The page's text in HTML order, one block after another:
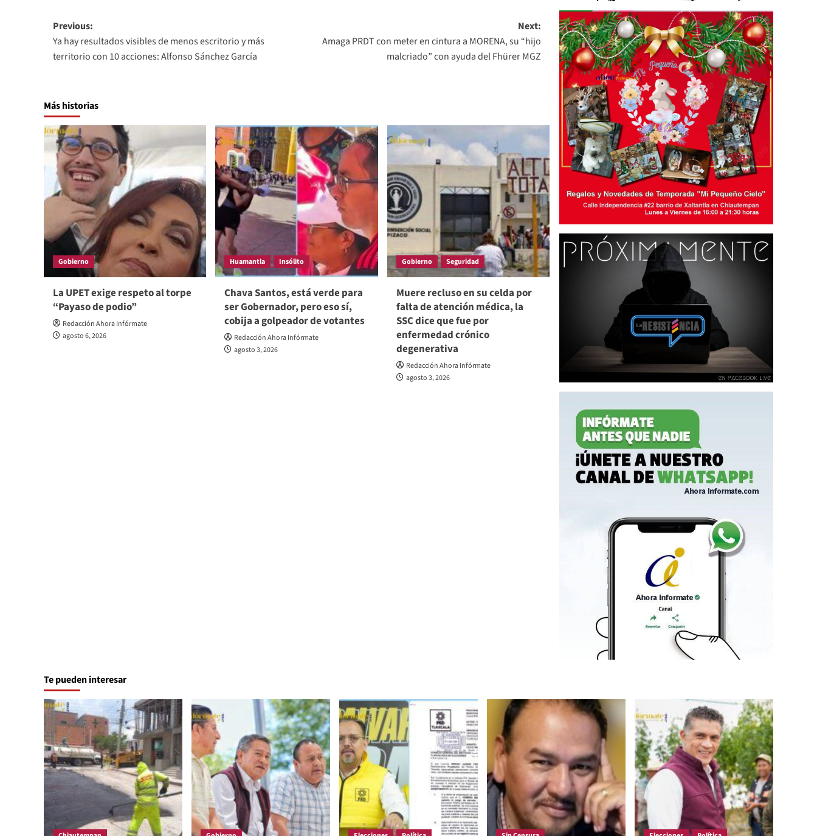
Post
navigation
Previous:
Ya hay resultados visibles de menos escritorio y más
territorio con 10 acciones: Alfonso Sánchez García
Next:
Amaga PRDT con meter en cintura a MORENA, su “hijo
malcriado” con ayuda del Fhürer MGZ
Más historias
Gobierno
La UPET exige respeto al torpe
“Payaso de podio”
Redacción Ahora Infórmate
agosto 6, 2026
Huamantla Insólito
Chava Santos, está verde para
ser Gobernador, pero eso sí,
cobija a golpeador de votantes
Redacción Ahora Infórmate
agosto 3, 2026
Gobierno Seguridad
Muere recluso en su celda por
falta de atención médica, la
SSC dice que fue por
enfermedad crónico
degenerativa
Redacción Ahora Infórmate
agosto 3, 2026
Te pueden interesar